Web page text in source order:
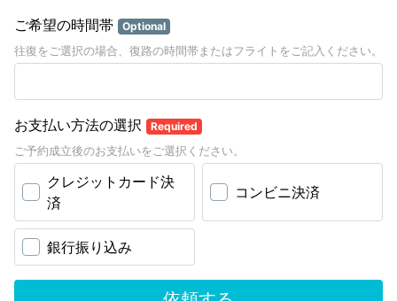
ご希望の時間帯 Optional
往復をご選択の場合、復路の時間帯またはフライトをご記入ください。
お支払い方法の選択 Required
ご予約成立後のお支払いをご選択ください。
クレジットカード決
済
コンビニ決済
銀行振り込み